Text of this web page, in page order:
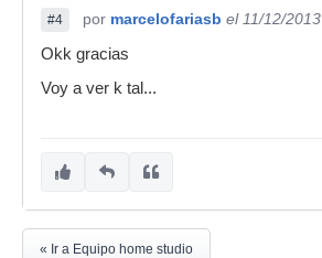
#4 por marcelofariasb el 11/12/2013
Okk gracias
Voy a ver k tal...
« Ir a Equipo home studio